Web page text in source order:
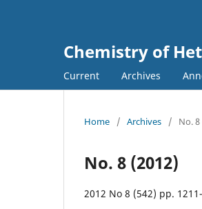
Chemistry of
Current Archives
Home / Archives / No.
No. 8 (2012)
2012 No 8 (542) pp.